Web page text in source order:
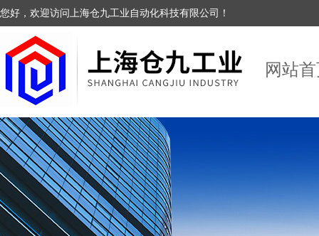
您好，欢迎访问上海仓九工业自动化科技有限公司！
网站